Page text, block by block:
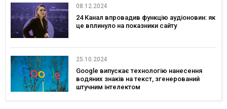
08.12.2024
24 Канал впровадив функцію аудіоновин: як
це вплинуло на показники сайту
25.10.2024
Google випускає технологію нанесення
водяних знаків на текст, згенерований
штучним інтелектом